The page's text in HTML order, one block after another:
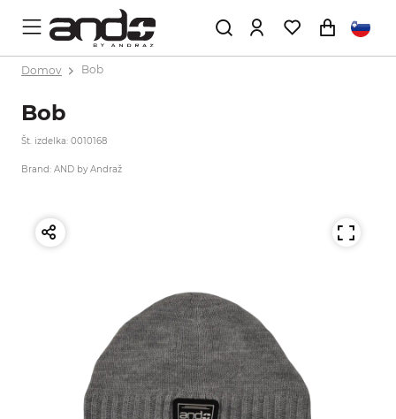
Domov Bob
Bob
Št. izdelka: 0010168
Brand: AND by Andraž